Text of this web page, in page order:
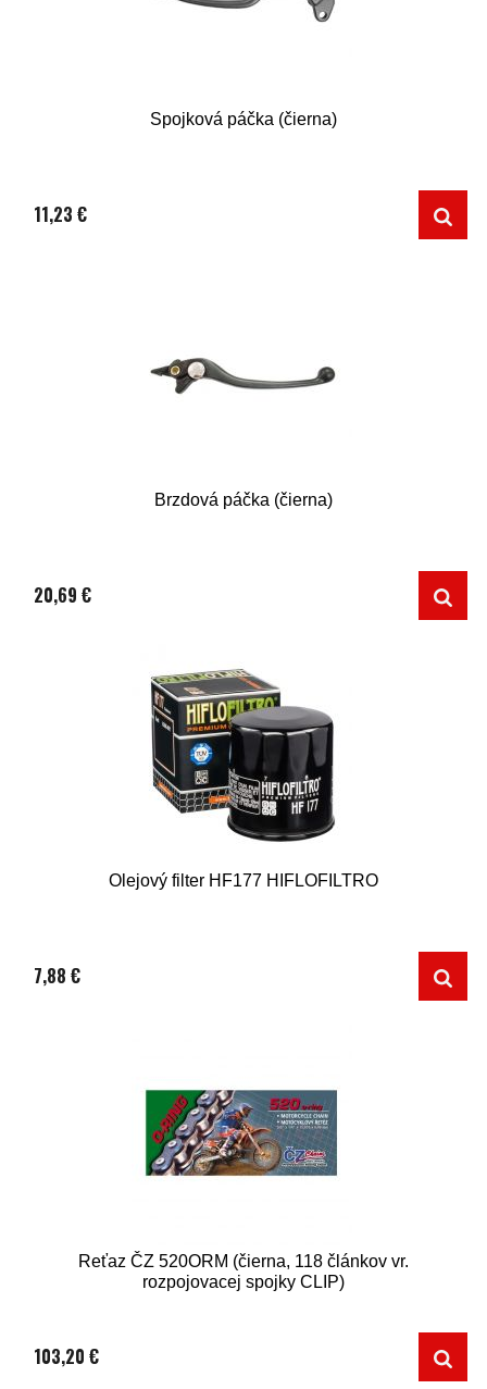
Spojková páčka (čierna)
11,23 €
Brzdová páčka (čierna)
20,69 €
Olejový filter HF177 HIFLOFILTRO
7,88 €
Reťaz ČZ 520ORM (čierna, 118 článkov vr.
rozpojovacej spojky CLIP)
103,20 €